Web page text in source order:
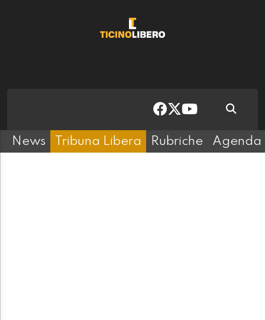
News Tribuna Libera Rubriche Agenda